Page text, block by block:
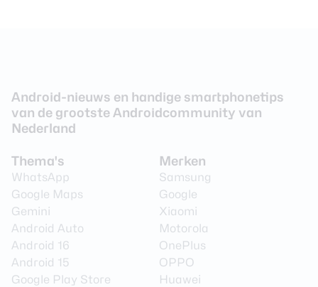
Android-nieuws en handige smartphonetips
van de grootste Androidcommunity van
Nederland
Thema's
WhatsApp
Google Maps
Gemini
Android Auto
Android 16
Android 15
Google Play Store
Merken
Samsung
Google
Xiaomi
Motorola
OnePlus
OPPO
Huawei